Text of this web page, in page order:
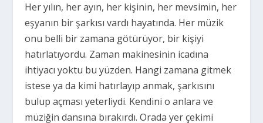
Her yılın, her ayın, her kişinin, her mevsimin, her
eşyanın bir şarkısı vardı hayatında. Her müzik
onu belli bir zamana götürüyor, bir kişiyi
hatırlatıyordu. Zaman makinesinin icadına
ihtiyacı yoktu bu yüzden. Hangi zamana gitmek
istese ya da kimi hatırlayıp anmak, şarkısını
bulup açması yeterliydi. Kendini o anlara ve
müziğin dansına bırakırdı. Orada yer çekimi